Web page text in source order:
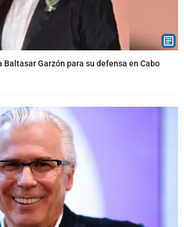
Baltasar Garzón para su defensa en Cabo